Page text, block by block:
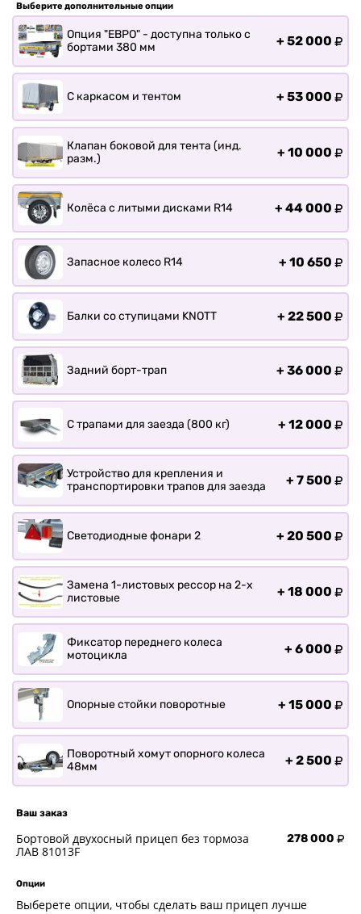
Прицепы для лодки РИБ
Прицепы для перевозки
байдарок, каноэ, САП
Запчасти
Хоз. товары
Контакты
Тюнинг прицепов
Получить прицеп
Доставка
Выберите дополнительные опции
Опция "ЕВРО" - доступна только с
бортами 380 мм
+ 52 000
С каркасом и тентом + 53 000
Клапан боковой для тента (инд.
разм.)
+ 10 000
Колёса с литыми дисками R14 + 44 000
Запасное колесо R14 + 10 650
Балки со ступицами KNOTT + 22 500
Задний борт-трап + 36 000
С трапами для заезда (800 кг) + 12 000
Устройство для крепления и
транспортировки трапов для заезда
+ 7 500
Светодиодные фонари 2 + 20 500
Замена 1-листовых рессор на 2-х
листовые
+ 18 000
Фиксатор переднего колеса
мотоцикла
+ 6 000
Опорные стойки поворотные + 15 000
Поворотный хомут опорного колеса
48мм
+ 2 500
Ваш заказ
Бортовой двухосный прицеп без тормоза
ЛАВ 81013F
278 000
Опции
Выберете опции, чтобы сделать ваш прицеп лучше